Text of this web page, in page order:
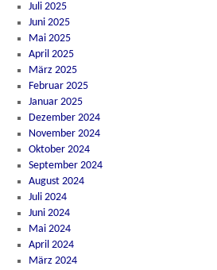
Juli 2025
Juni 2025
Mai 2025
April 2025
März 2025
Februar 2025
Januar 2025
Dezember 2024
November 2024
Oktober 2024
September 2024
August 2024
Juli 2024
Juni 2024
Mai 2024
April 2024
März 2024